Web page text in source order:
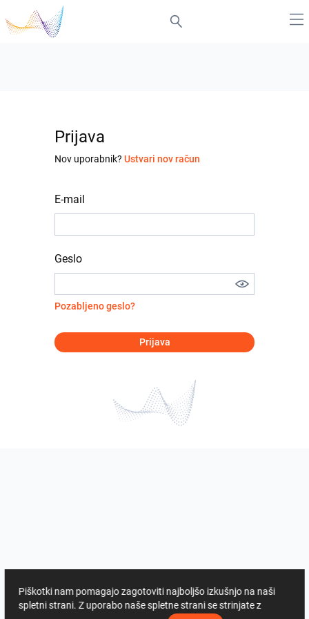
Prijava
Nov uporabnik? Ustvari nov račun
E-mail
Geslo
Pozabljeno geslo?
Prijava
Piškotki nam pomagajo zagotoviti najboljšo izkušnjo na naši
spletni strani. Z uporabo naše spletne strani se strinjate z